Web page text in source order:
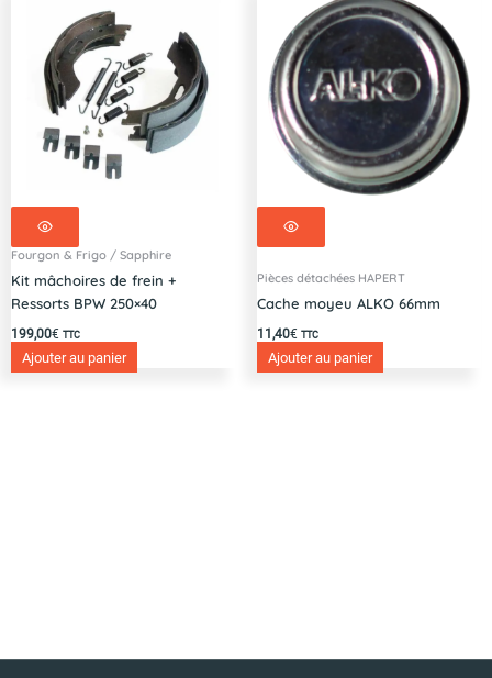
Fourgon & Frigo / Sapphire
Kit mâchoires de frein +
Ressorts BPW 250×40
199,00€ TTC
Ajouter au panier
Pièces détachées HAPERT
Cache moyeu ALKO 66mm
11,40€ TTC
Ajouter au panier